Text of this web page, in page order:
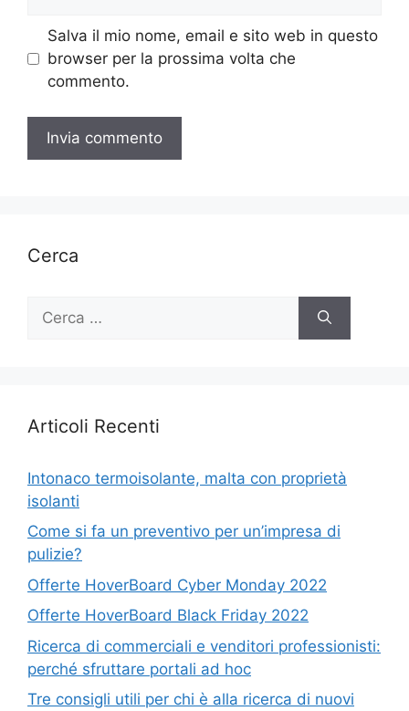
Salva il mio nome, email e sito web in questo
browser per la prossima volta che
commento.
Cerca
per:
Articoli Recenti
Intonaco termoisolante, malta con proprietà
isolanti
Come si fa un preventivo per un’impresa di
pulizie?
Offerte HoverBoard Cyber Monday 2022
Offerte HoverBoard Black Friday 2022
Ricerca di commerciali e venditori professionisti:
perché sfruttare portali ad hoc
Tre consigli utili per chi è alla ricerca di nuovi